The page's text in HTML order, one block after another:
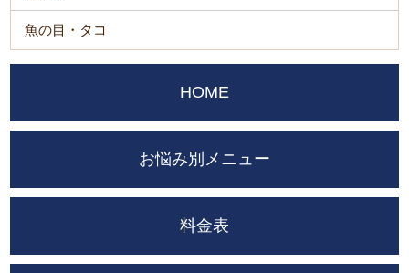
魚の目・タコ
HOME
お悩み別メニュー
料金表